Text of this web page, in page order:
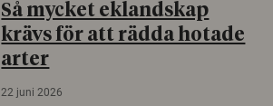
Så mycket eklandskap
krävs för att rädda hotade
arter
22 juni 2026